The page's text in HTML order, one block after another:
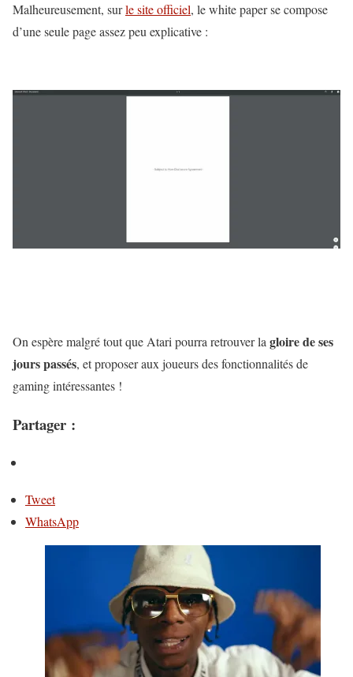
Malheureusement, surle site officiel, le white paper se compose
d’une seule page assez peu explicative :
On espère malgré tout que Atari pourra retrouver la gloire de ses
jours passés, et proposer aux joueurs des fonctionnalités de
gaming intéressantes !
Partager :
Tweet
WhatsApp